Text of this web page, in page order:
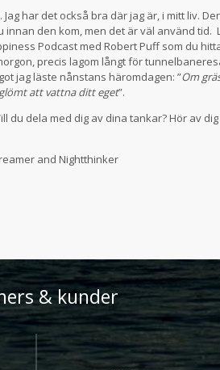
har det också bra där jag är, i mitt liv.
den kom, men det är väl använd tid.
Podcast med Robert Puff som du
precis lagom långt för
jag läste nånstans häromdagen: ”Om
att vattna ditt eget”.
du dela med dig av dina tankar? Hör av
and Nightthinker
& kunder